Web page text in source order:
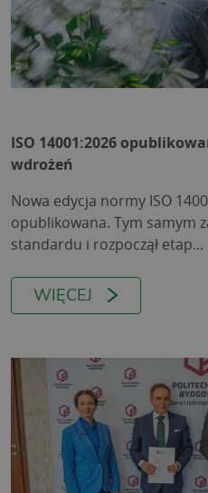
ISO 14001:2026
wdrożeń
Nowa edycja normy ISO
opublikowana. Tym samym
standardu i rozpoczął etap...
WIĘCEJ